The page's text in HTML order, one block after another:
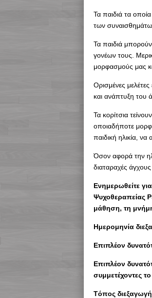
Τα παιδιά τα
των
Τα παιδιά
γονέων τους.
μορφασμούς μας
Ορισμένες
και ανάπτυξη του
Τα κορίτσια
οποιαδήποτε
παιδική ηλικία,
Όσον αφορά την
διαταραχές άγχους
Ενημερωθείτε
Ψυχοθεραπείας
μάθηση, τη
Hμερομηνία
Επιπλέον
Επιπλέον
συμμετέχοντες
Tόπος